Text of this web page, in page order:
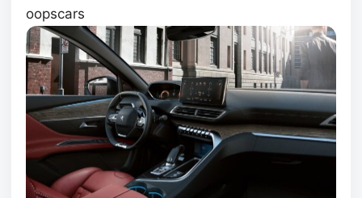
oopscars